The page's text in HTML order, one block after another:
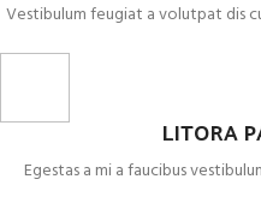
Vestibulum feugiat a volutpat dis
LITORA
Egestas a mi a faucibus